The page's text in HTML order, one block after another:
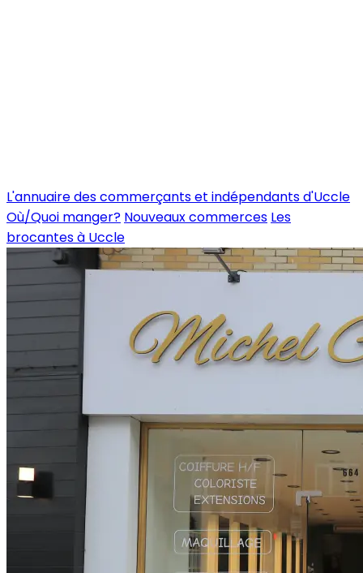
L'annuaire des commerçants et indépendants d'Uccle
Où/Quoi manger? Nouveaux commerces Les
brocantes à Uccle